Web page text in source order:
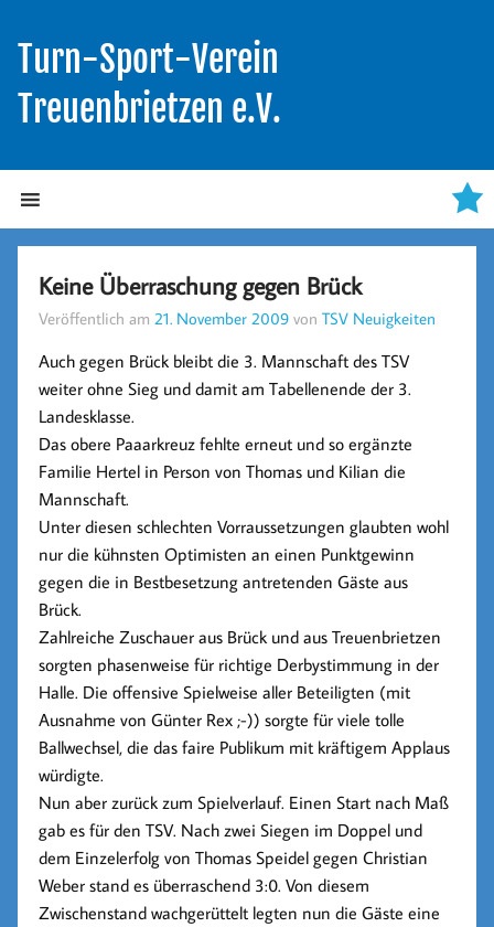
Turn-Sport-Verein
Treuenbrietzen e.V.
Keine Überraschung gegen Brück
Veröffentlich am 21. November 2009 vonTSV Neuigkeiten
Auch gegen Brück bleibt die 3. Mannschaft des TSV
weiter ohne Sieg und damit am Tabellenende der 3.
Landesklasse.
Das obere Paaarkreuz fehlte erneut und so ergänzte
Familie Hertel in Person von Thomas und Kilian die
Mannschaft.
Unter diesen schlechten Vorraussetzungen glaubten wohl
nur die kühnsten Optimisten an einen Punktgewinn
gegen die in Bestbesetzung antretenden Gäste aus
Brück.
Zahlreiche Zuschauer aus Brück und aus Treuenbrietzen
sorgten phasenweise für richtige Derbystimmung in der
Halle. Die offensive Spielweise aller Beteiligten (mit
Ausnahme von Günter Rex ;-)) sorgte für viele tolle
Ballwechsel, die das faire Publikum mit kräftigem Applaus
würdigte.
Nun aber zurück zum Spielverlauf. Einen Start nach Maß
gab es für den TSV. Nach zwei Siegen im Doppel und
dem Einzelerfolg von Thomas Speidel gegen Christian
Weber stand es überraschend 3:0. Von diesem
Zwischenstand wachgerüttelt legten nun die Gäste eine